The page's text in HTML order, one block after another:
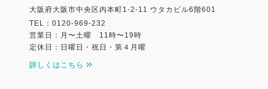
大阪府大阪市中央区内本町1-2-11 ウタカビル6階601
TEL：0120-969-232
営業日：月〜土曜 11時〜19時
定休日：日曜日・祝日・第４月曜
詳しくはこちら